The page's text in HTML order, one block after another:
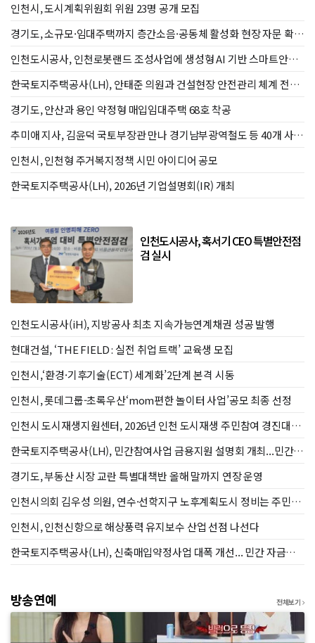
인천시, 도시계획위원회 위원 23명 공개 모집
경기도, 소규모·임대주택까지 층간소음·공동체 활성화 현장 자문 확
인천도시공사, 인천로봇랜드 조성사업에 생성형 AI 기반 스마트안전
기술 도입
한국토지주택공사(LH), 안태준 의원과 건설현장 안전관리 체계 전환
위한 정책토론회 개최
경기도, 안산과 용인 약정형 매입임대주택 68호 착공
추미애 지사, 김윤덕 국토부장관 만나 경기남부광역철도 등 40개 사업
국가철도망 반영 요청
인천시, 인천형 주거복지정책 시민 아이디어 공모
한국토지주택공사(LH), 2026년 기업설명회(IR) 개최
인천도시공사, 혹서기 CEO 특별안전점
검 실시
인천도시공사(iH), 지방공사 최초 지속가능연계채권 성공 발행
현대건설, ‘THE FIELD : 실전 취업 트랙’ 교육생 모집
인천시,‘환경·기후기술(ECT) 세계화’2단계 본격 시동
인천시, 롯데그룹-초록우산‘mom편한 놀이터 사업’공모 최종 선정
인천시 도시재생지원센터, 2026년 인천 도시재생 주민참여 경진대회
성료
한국토지주택공사(LH), 민간참여사업 금용지원 설명회 개최...민간
참여 제고
경기도, 부동산 시장 교란 특별대책반 올해 말까지 연장 운영
인천시의회 김우성 의원, 연수·선학지구 노후계획도시 정비는 주민
눈높이에 맞춰야
인천시, 인천신항으로 해상풍력 유지보수 산업 선점 나선다
한국토지주택공사(LH), 신축매입약정사업 대폭 개선... 민간 자금부
방송연예 전체보기